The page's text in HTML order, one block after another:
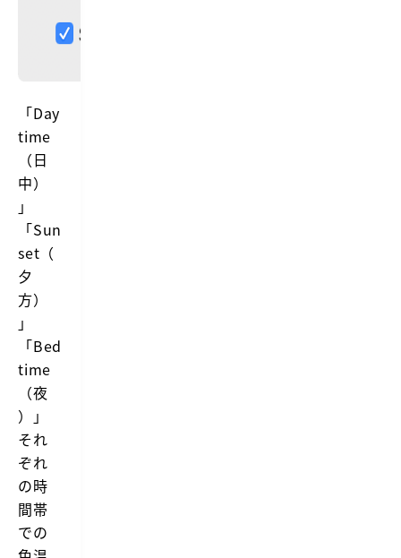
「Day
time
（日
中）
」
「Sun
set（
夕
方）
」
「Bed
time
（夜
）」
それ
ぞれ
の時
間帯
での